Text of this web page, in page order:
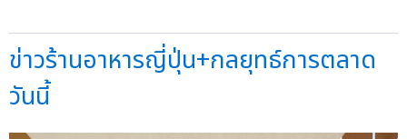
ข่าวร้านอาหารญี่ปุ่น+กลยุทธ์การตลาด
วันนี้